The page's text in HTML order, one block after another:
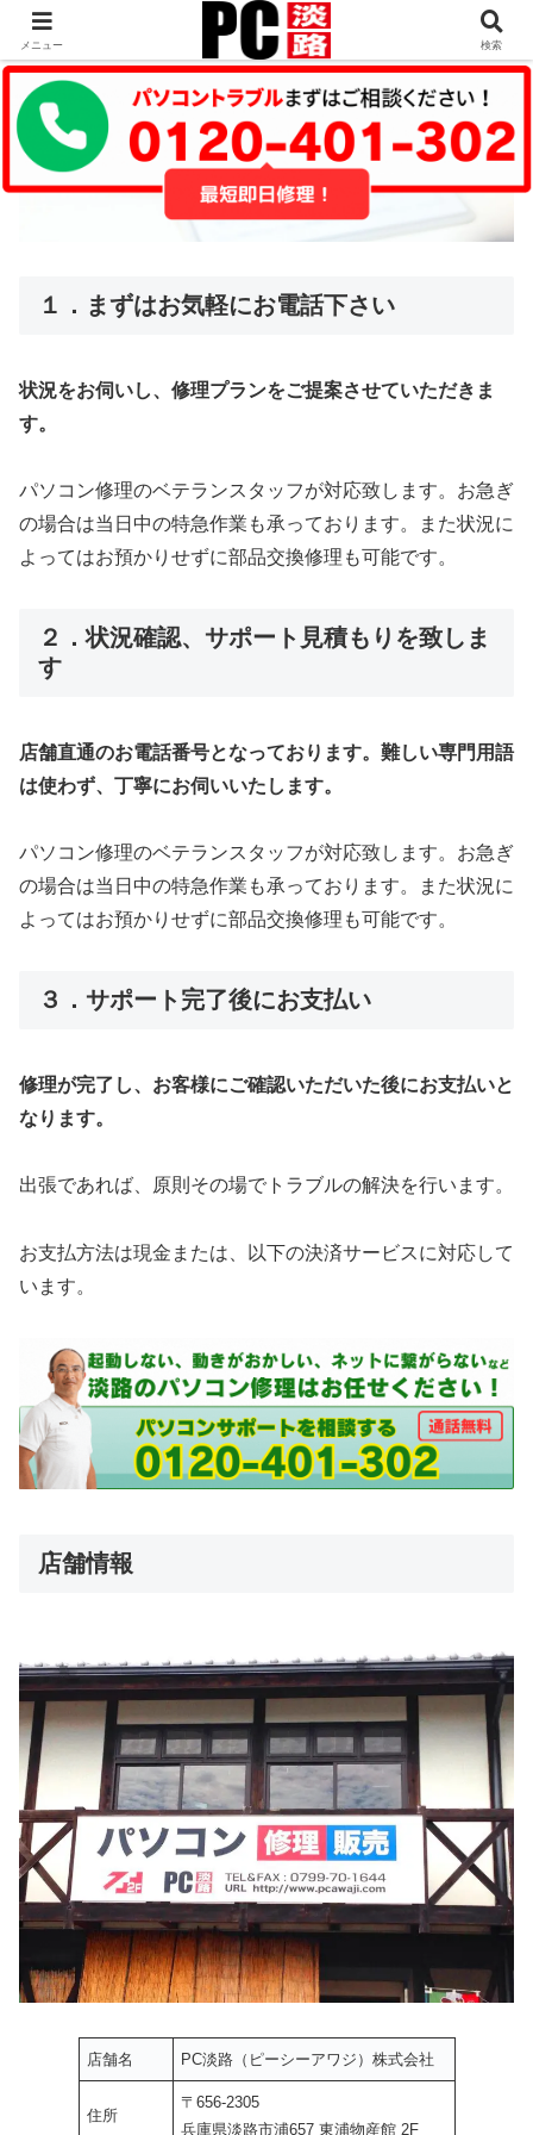
１．まずはお気軽にお電話下さい
状況をお伺いし、修理プランをご提案させていただきま
す。
パソコン修理のベテランスタッフが対応致します。お急ぎ
の場合は当日中の特急作業も承っております。また状況に
よってはお預かりせずに部品交換修理も可能です。
２．状況確認、サポート見積もりを致しま
す
店舗直通のお電話番号となっております。難しい専門用語
は使わず、丁寧にお伺いいたします。
パソコン修理のベテランスタッフが対応致します。お急ぎ
の場合は当日中の特急作業も承っております。また状況に
よってはお預かりせずに部品交換修理も可能です。
３．サポート完了後にお支払い
修理が完了し、お客様にご確認いただいた後にお支払いと
なります。
出張であれば、原則その場でトラブルの解決を行います。
​お支払方法は現金または、以下の決済サービスに対応して
います。
店舗情報
店舗名 PC淡路（ピーシーアワジ）株式会社
住所
〒656-2305
兵庫県淡路市浦657 東浦物産館 2F
メニュー 検索